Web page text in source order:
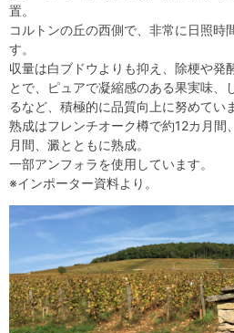
置。
コルトンの丘の西側で、非常に日照時
す。
収量は白ブドウよりも抑え、除梗や発
とで、ピュアで凝縮感のある果実味、
るなど、積極的に品質向上に努めてい
熟成はフレンチオーク樽で約12カ月間
月間、澱とともに熟成。
一部アンフォラを使用しています。
※インポーター資料より。